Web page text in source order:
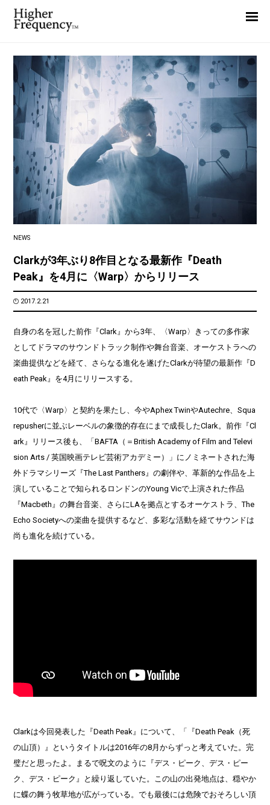
NEWS
Clarkが3年ぶり8作目となる最新作『Death
Peak』を4月に〈Warp〉からリリース
2017.2.21
自身の名を冠した前作『Clark』から3年、〈Warp〉きっての多作家
としてドラマのサウンドトラック制作や舞台音楽、オーケストラへの
楽曲提供などを経て、さらなる進化を遂げたClarkが待望の最新作『D
eath Peak』を4月にリリースする。
10代で〈Warp〉と契約を果たし、今やAphex TwinやAutechre、Squa
repusherに並ぶレーベルの象徴的存在にまで成長したClark。前作『Cl
ark』リリース後も、「BAFTA（＝British Academy of Film and Televi
sion Arts /英国映画テレビ芸術アカデミー）」にノミネートされた海
外ドラマシリーズ『The Last Panthers』の劇伴や、革新的な作品を上
演していることで知られるロンドンのYoung Vicで上演された作品
『Macbeth 』の舞台音楽、さらにLAを拠点とするオーケストラ、The
Echo Societyへの楽曲を提供するなど、多彩な活動を経てサウンドは
尚も進化を続けている。
Clarkは今回発表した『Death Peak』について、「『Death Peak（死
の山頂）』というタイトルは2016年の8月からずっと考えていた。完
璧だと思ったよ。まるで呪文のように『デス・ピーク、デス・ピー
ク、デス・ピーク』と繰り返していた。この山の出発地点は、穏やか
に蝶の舞う牧草地が広がっている。でも最後には危険でおそろしい頂
Interview
Highlight
Report